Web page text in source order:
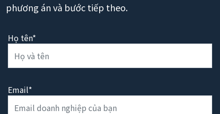
phương án và bước tiếp theo.
Họ tên*
Email*